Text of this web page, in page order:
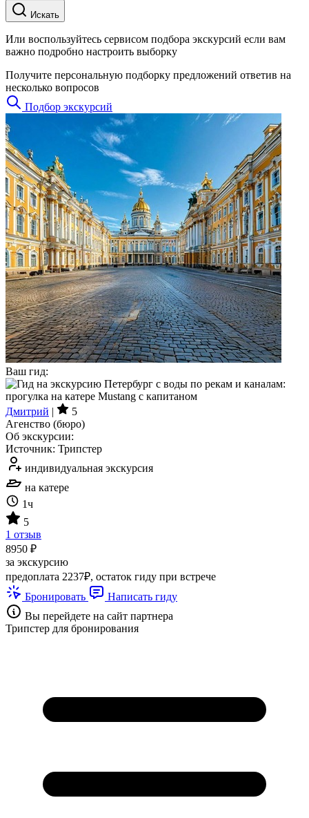
Искать
Или воспользуйтесь сервисом подбора экскурсий если вам
важно подробно настроить выборку
Получите персональную подборку предложений ответив на
несколько вопросов
Подбор экскурсий
Ваш гид:
Дмитрий |
5
Агенство (бюро)
Об экскурсии:
Источник: Трипстер
индивидуальная экскурсия
на катере
1ч
5
1 отзыв
8950 ₽
за экскурсию
предоплата 2237₽, остаток гиду при встрече
Бронировать
Написать гиду
Вы перейдете на сайт партнера
Трипстер для бронирования